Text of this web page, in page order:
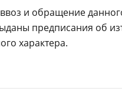
и обращение
предписания об
характера.